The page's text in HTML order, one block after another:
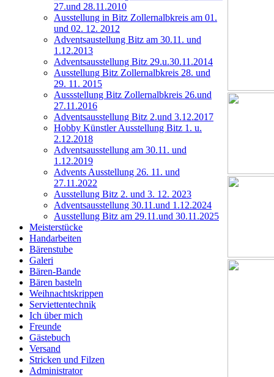
27.und 28.11.2010
Ausstellung in Bitz Zollernalbkreis am 01.
und 02. 12. 2012
Adventsaustellung Bitz am 30.11. und
1.12.2013
Adventsausstellung Bitz 29.u.30.11.2014
Ausstellung Bitz Zollernalbkreis 28. und
29. 11. 2015
Aussstellung Bitz Zollernalbkreis 26.und
27.11.2016
Adventsausstellung Bitz 2.und 3.12.2017
Hobby Künstler Ausstellung Bitz 1. u.
2.12.2018
Adventsausstellung am 30.11. und
1.12.2019
Advents Ausstellung 26. 11. und
27.11.2022
Ausstellung Bitz 2. und 3. 12. 2023
Adventsausstellung 30.11.und 1.12.2024
Ausstellung Bitz am 29.11.und 30.11.2025
Meisterstücke
Handarbeiten
Bärenstube
Galeri
Bären-Bande
Bären basteln
Weihnachtskrippen
Serviettentechnik
Ich über mich
Freunde
Gästebuch
Versand
Stricken und Filzen
Administrator